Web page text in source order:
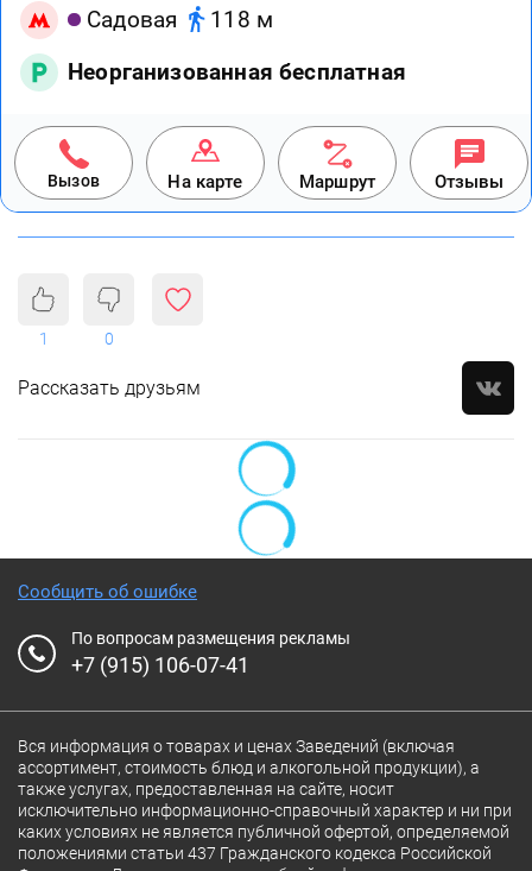
Садовая
118 м
Неорганизованная бесплатная
Вызов На карте Маршрут Отзывы
1 0
Рассказать друзьям
Сообщить об ошибке
По вопросам размещения рекламы
+7 (915) 106-07-41
Вся информация о товарах и ценах Заведений (включая
ассортимент, стоимость блюд и алкогольной продукции), а
также услугах, предоставленная на сайте, носит
исключительно информационно-справочный характер и ни при
каких условиях не является публичной офертой, определяемой
положениями статьи 437 Гражданского кодекса Российской